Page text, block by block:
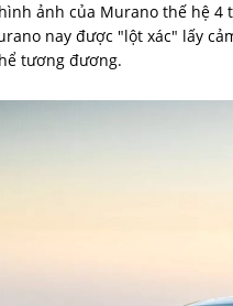
ảnh của Murano thế hệ
nay được "lột xác" lấy
tương đương.